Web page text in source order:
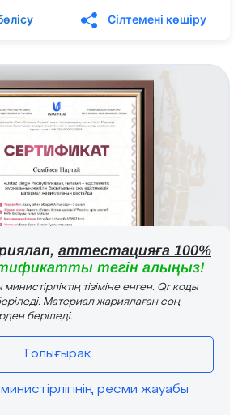
Сілтемені көшіру
аттестацияға 100%
тегін алыңыз!
тізіміне енген. Qr коды
Материал жариялаған соң
беріледі.
Толығырақ
ресми жауабы